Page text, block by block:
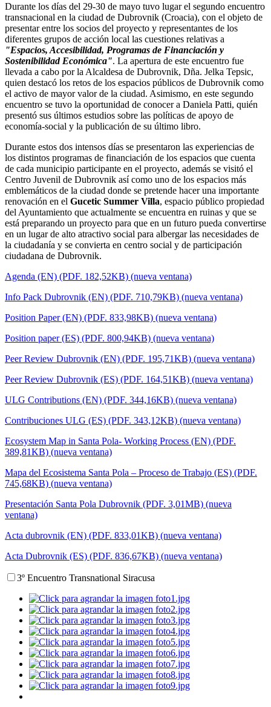
Durante los días del 29-30 de mayo tuvo lugar el segundo encuentro
transnacional en la ciudad de Dubrovnik (Croacia), con el objeto de
presentar entre los socios del proyecto y representantes de los
diferentes grupos de acción local las cuestiones relativas a
"Espacios, Accesibilidad, Programas de Financiación y
Sostenibilidad Económica". La apertura de este encuentro fue
llevada a cabo por la Alcaldesa de Dubrovnik, Dña. Jelka Tepsic,
quien destacó los retos de los espacios públicos de Dubrovnik como
el activo de mayor valor de la ciudad. Asimismo, en este segundo
encuentro se tuvo la oportunidad de conocer a Daniela Patti, quién
presentó sus últimos estudios sobre las políticas de apoyo de
economía-social y la publicación de su último libro.
Durante estos dos intensos días se presentaron las experiencias de
los distintos programas de financiación de los espacios que cuenta
de cada municipio participante en el proyecto, además se visitó el
Centro Juvenil de Dubrovnik así como uno de los espacios más
emblemáticos de la ciudad donde se pretende hacer una importante
renovación en el Gucetic Summer Villa, espacio público propiedad
del Ayuntamiento que actualmente se encuentra en ruinas y que se
está preparando un proyecto para que en un futuro pueda convertirse
en un lugar de alto atractivo social para albergar las necesidades de
la ciudadanía y se convierta en centro social y de participación
ciudadana de Dubrovnik.
Agenda (EN) (PDF. 182,52KB) (nueva ventana)
Info Pack Dubrovnik (EN) (PDF. 710,79KB) (nueva ventana)
Position Paper (EN) (PDF. 833,98KB) (nueva ventana)
Position paper (ES) (PDF. 800,94KB) (nueva ventana)
Peer Review Dubrovnik (EN) (PDF. 195,71KB) (nueva ventana)
Peer Review Dubrovnik (ES) (PDF. 164,51KB) (nueva ventana)
ULG Contributions (EN) (PDF. 344,16KB) (nueva ventana)
Contribuciones ULG (ES) (PDF. 343,12KB) (nueva ventana)
Ecosystem Map in Santa Pola- Working Process (EN) (PDF.
389,81KB) (nueva ventana)
Mapa del Ecosistema Santa Pola – Proceso de Trabajo (ES) (PDF.
745,68KB) (nueva ventana)
Presentación Santa Pola Dubrovnik (PDF. 3,01MB) (nueva
ventana)
Acta dubrovnik (EN) (PDF. 833,01KB) (nueva ventana)
Acta Dubrovnik (ES) (PDF. 836,67KB) (nueva ventana)
3º Encuentro Transnational Siracusa